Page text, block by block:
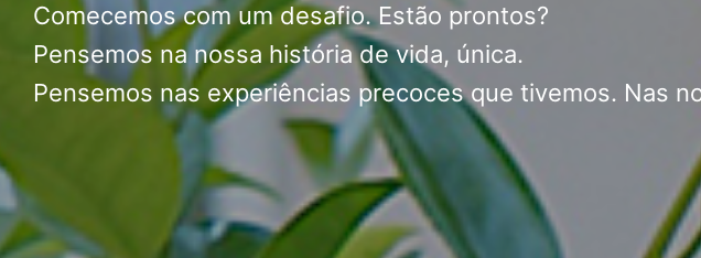
EDUCAÇÃO
SOCIAL
CASA COMUM
POR VOCAÇÃO
Comecemos com um desafio. Estão prontos?
Pensemos na nossa história de vida, única.
Pensemos nas experiências precoces que tivemos. Nas